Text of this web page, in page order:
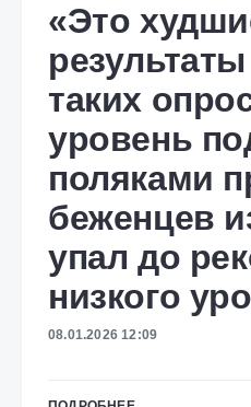
«Это
таких
уровень
поляками
беженцев
упал до
низкого
08.01.2026 12:09